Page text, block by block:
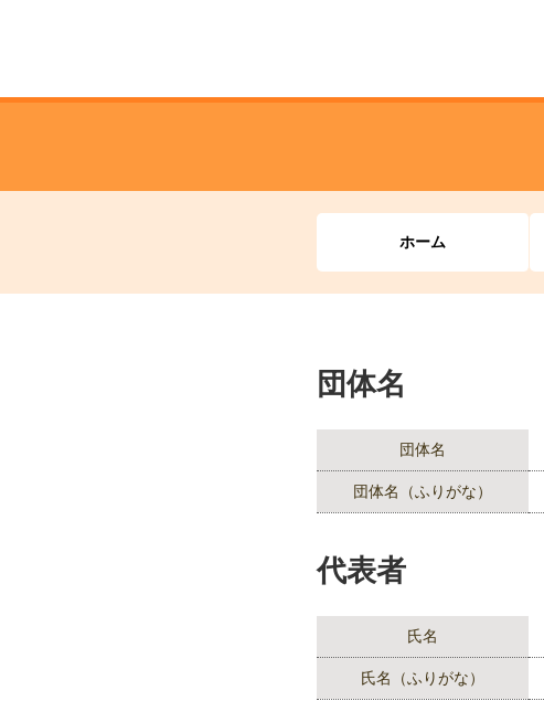
ホーム
団体名
団体名
団体名（ふりがな）
代表者
氏名
氏名（ふりがな）